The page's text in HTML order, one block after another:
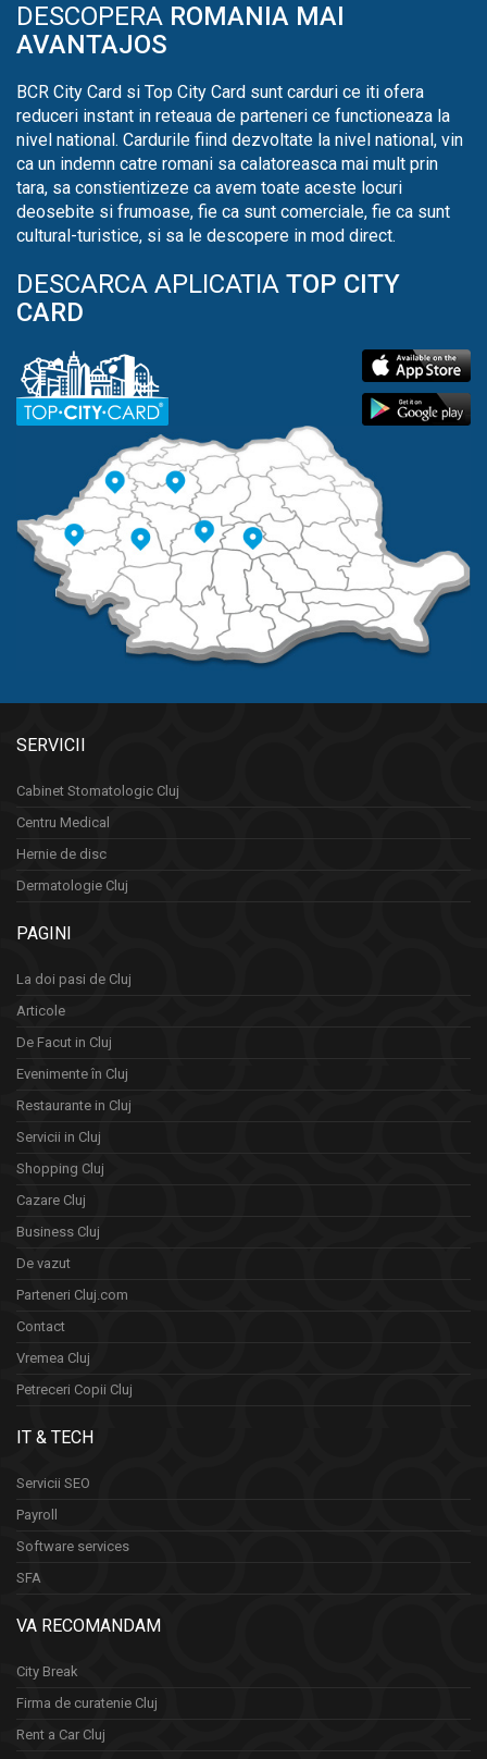
DESCOPERA ROMANIA MAI
AVANTAJOS
BCR City Card si Top City Card sunt carduri ce iti ofera
reduceri instant in reteaua de parteneri ce functioneaza la
nivel national. Cardurile fiind dezvoltate la nivel national, vin
ca un indemn catre romani sa calatoreasca mai mult prin
tara, sa constientizeze ca avem toate aceste locuri
deosebite si frumoase, fie ca sunt comerciale, fie ca sunt
cultural-turistice, si sa le descopere in mod direct.
DESCARCA APLICATIA TOP CITY
CARD
SERVICII
Cabinet Stomatologic Cluj
Centru Medical
Hernie de disc
Dermatologie Cluj
PAGINI
La doi pasi de Cluj
Articole
De Facut in Cluj
Evenimente în Cluj
Restaurante in Cluj
Servicii in Cluj
Shopping Cluj
Cazare Cluj
Business Cluj
De vazut
Parteneri Cluj.com
Contact
Vremea Cluj
Petreceri Copii Cluj
IT & TECH
Servicii SEO
Payroll
Software services
SFA
VA RECOMANDAM
City Break
Firma de curatenie Cluj
Rent a Car Cluj